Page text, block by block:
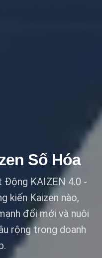
Số Hóa
Động KAIZEN 4.0 -
kiến Kaizen nào,
đổi mới và nuôi
rộng trong doanh